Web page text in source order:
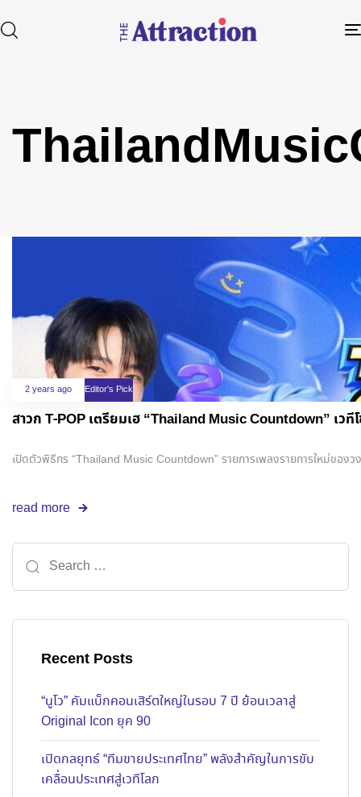
Type and hit enter
2 years ago Editor's Pick
สาวก T-POP เตรียมเฮ “Thailand Music Countdown” เว
เปิดตัวพิธีกร “Thailand Music Countdown” รายการเพลงรายการใหม่ขอ
read more
Recent Posts
“นูโว” คัมแบ็กคอนเสิร์ตใหญ่ในรอบ 7 ปี ย้อนเวลาสู่
Original Icon ยุค 90
เปิดกลยุทธ์ “ทีมขายประเทศไทย” พลังสำคัญในการขับ
เคลื่อนประเทศสู่เวทีโลก